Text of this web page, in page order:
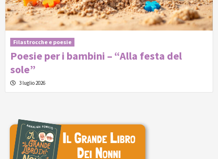
Filastrocche e poesie
Poesie per i bambini – “Alla festa del
sole”
3 luglio 2026